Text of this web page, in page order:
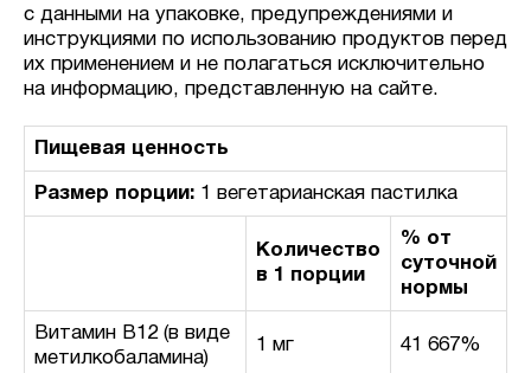
с данными на упаковке, предупреждениями и
инструкциями по использованию продуктов перед
их применением и не полагаться исключительно
на информацию, представленную на сайте.
Пищевая ценность
Размер порции: 1 вегетарианская пастилка
Количество
в 1 порции
% от
суточной
нормы
Витамин B12 (в виде
метилкобаламина)
1 мг 41 667%